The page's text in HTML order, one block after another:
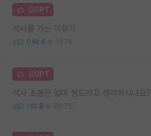
김GPT
석사를 가는 이유가
0 4 1574
김GPT
석사 초봉은 얼마 정도라고 생각하시나요?
1 8 9675